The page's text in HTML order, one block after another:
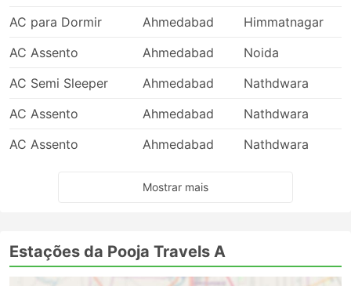
AC para Dormir Ahmedabad
Himmatnagar
AC Assento
Ahmedabad
Noida
AC Semi Sleeper
Ahmedabad
Nathdwara
AC Assento
Ahmedabad
Nathdwara
AC Assento
Ahmedabad Nathdwara
Mostrar mais
Estações da Pooja Travels A